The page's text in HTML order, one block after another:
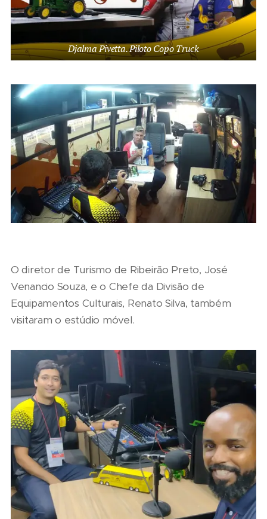
Djalma Pivetta. Piloto Copo Truck
O diretor de Turismo de Ribeirão Preto, José
Venancio Souza, e o Chefe da Divisão de
Equipamentos Culturais, Renato Silva, também
visitaram o estúdio móvel.